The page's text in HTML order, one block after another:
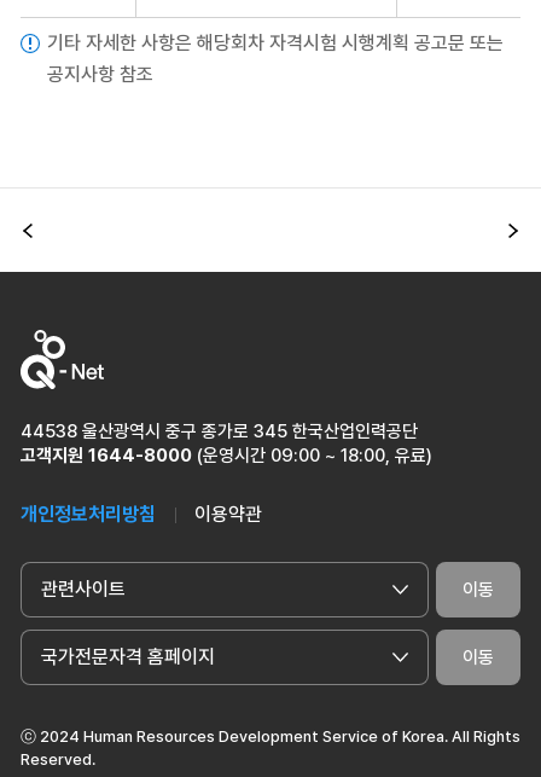
기타 자세한 사항은 해당회차 자격시험 시행계획 공고문 또는
공지사항 참조
이전
44538 울산광역시 중구 종가로 345 한국산업인력공단
고객지원 1644-8000 (운영시간 09:00 ~ 18:00, 유료)
개인정보처리방침 이용약관
관련사이트 이동
국가전문자격 홈페이지 이동
ⓒ 2024 Human Resources Development Service of Korea. All Rights
Reserved.